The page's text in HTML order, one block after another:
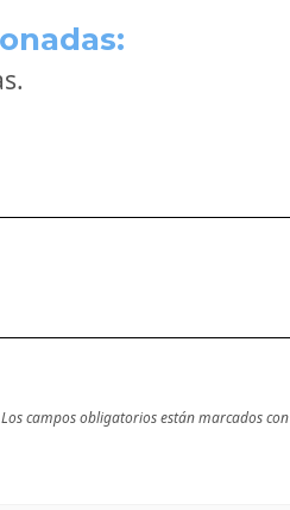
Los campos obligatorios están marcados con